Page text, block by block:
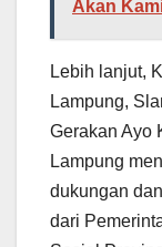
Akan
Lebih lanjut,
Lampung,
Gerakan Ayo
Lampung
dukungan
dari